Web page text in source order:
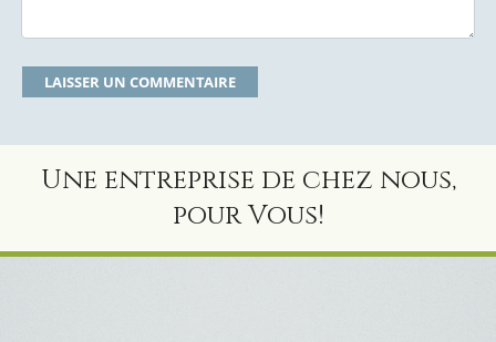
Une entreprise de chez nous,
pour Vous!